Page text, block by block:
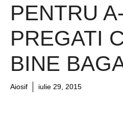
PENTRU
PREGATI
BINE
Aiosif iulie 29, 2015